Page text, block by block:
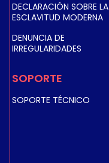
DECLARACIÓN SOBRE LA
ESCLAVITUD MODERNA
DENUNCIA DE
IRREGULARIDADES
SOPORTE
SOPORTE TÉCNICO